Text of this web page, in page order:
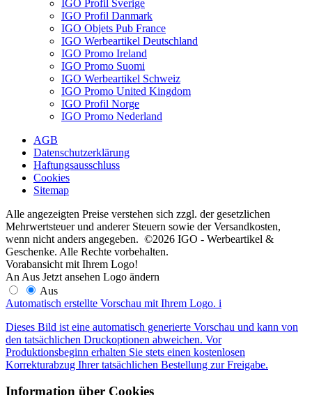
IGO Profil Sverige
IGO Profil Danmark
IGO Objets Pub France
IGO Werbeartikel Deutschland
IGO Promo Ireland
IGO Promo Suomi
IGO Werbeartikel Schweiz
IGO Promo United Kingdom
IGO Profil Norge
IGO Promo Nederland
AGB
Datenschutzerklärung
Haftungsausschluss
Cookies
Sitemap
Alle angezeigten Preise verstehen sich zzgl. der gesetzlichen
Mehrwertsteuer und anderer Steuern sowie der Versandkosten,
wenn nicht anders angegeben. ©2026 IGO - Werbeartikel &
Geschenke. Alle Rechte vorbehalten.
Vorabansicht mit Ihrem Logo!
An Aus Jetzt ansehen Logo ändern
Aus
Automatisch erstellte Vorschau mit Ihrem Logo. i
Dieses Bild ist eine automatisch generierte Vorschau und kann von
den tatsächlichen Druckoptionen abweichen. Vor
Produktionsbeginn erhalten Sie stets einen kostenlosen
Korrekturabzug Ihrer tatsächlichen Bestellung zur Freigabe.
Information über Cookies